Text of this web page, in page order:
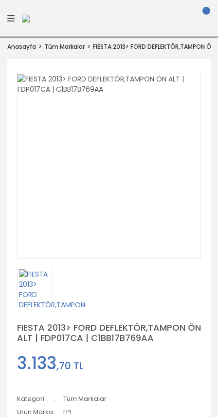
Anasayfa Tüm Markalar FIESTA 2013> FORD DEFLEKTÖR,TAMPON
FIESTA 2013> FORD DEFLEKTÖR,TAMPON ÖN
ALT | FDP017CA | C1BB17B769AA
3.133,70 TL
Kategori
Tüm Markalar
Ürün Marka
FPI